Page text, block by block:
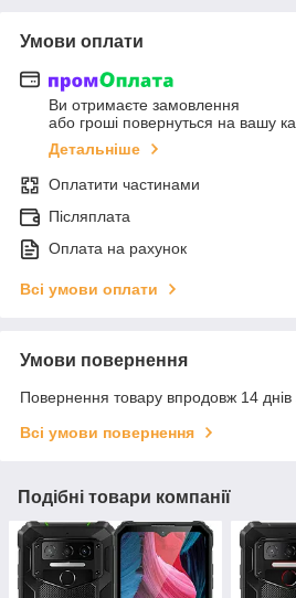
Умови оплати
Ви отримаєте замовлення
або гроші повернуться на вашу
Детальніше
Оплатити частинами
Післяплата
Оплата на рахунок
Всі умови оплати
Умови повернення
Повернення товару впродовж 14 днів
Всі умови повернення
Подібні товари компанії